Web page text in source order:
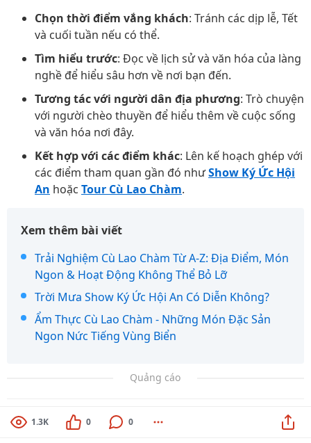
Chọn thời điểm vắng khách: Tránh các dịp lễ, Tết
và cuối tuần nếu có thể.
Tìm hiểu trước: Đọc về lịch sử và văn hóa của làng
nghề để hiểu sâu hơn về nơi bạn đến.
Tương tác với người dân địa phương: Trò chuyện
với người chèo thuyền để hiểu thêm về cuộc sống
và văn hóa nơi đây.
Kết hợp với các điểm khác: Lên kế hoạch ghép với
các điểm tham quan gần đó nhưShow Ký Ức Hội
An hoặc Tour Cù Lao Chàm.
Xem thêm bài viết
Trải Nghiệm Cù Lao Chàm Từ A-Z: Địa Điểm, Món
Ngon & Hoạt Động Không Thể Bỏ Lỡ
Trời Mưa Show Ký Ức Hội An Có Diễn Không?
Ẩm Thực Cù Lao Chàm - Những Món Đặc Sản
Ngon Nức Tiếng Vùng Biển
Quảng cáo
1.3K 0 0